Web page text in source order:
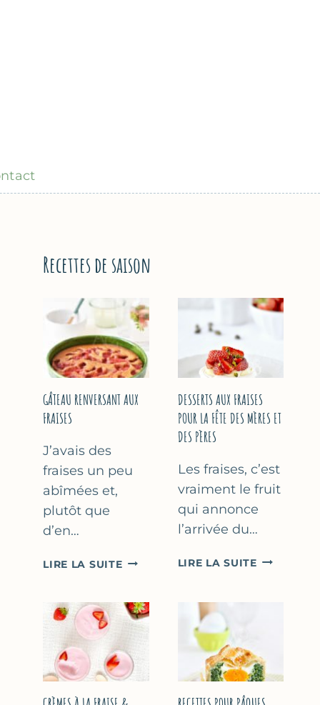
Recettes de saison
GÂTEAU RENVERSANT AUX
FRAISES
J’avais des
fraises un peu
abîmées et,
plutôt que
d’en…
LIRE LA SUITEGÂTEAU
FRAISES
DESSERTS AUX FRAISES
POUR LA FÊTE DES MÈRES ET
DES PÈRES
Les fraises, c’est
vraiment le fruit
qui annonce
l’arrivée du…
LIRE LA SUITEDESSERTS
DES
MÈRES